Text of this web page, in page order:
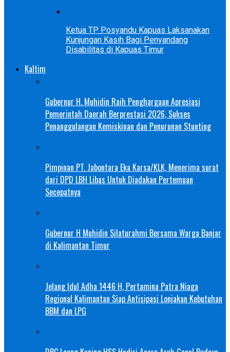
Ketua TP Posyandu Kapuas Laksanakan
Kunjungan Kasih Bagi Penyandang
Disabilitas di Kapuas Timur
Kaltim
Gubernur H. Muhidin Raih Penghargaan Apresiasi
Pemerintah Daerah Berprestasi 2026, Sukses
Penanggulangan Kemiskinan dan Penurunan Stunting
Pimpinan PT. Jabontara Eka Karsa/KLK, Menerima surat
dari DPD LBH Libas Untuk Diadakan Pertemuan
Secepatnya
Gubernur H Muhidin Silaturahmi Bersama Warga Banjar
di Kalimantan Timur
Jelang Idul Adha 1446 H, Pertamina Patra Niaga
Regional Kalimantan Siap Antisipasi Lonjakan Kebutuhan
BBM dan LPG